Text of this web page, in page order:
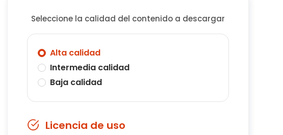
Seleccione la calidad del contenido a descargar
Alta calidad
Intermedia calidad
Baja calidad
Licencia de uso